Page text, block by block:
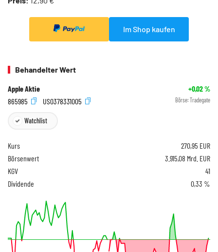
Im Shop kaufen
Behandelter Wert
Apple Aktie +0,02%
865985
US0378331005 Börse: Tradegate
Watchlist
Kurs 270,95 EUR
Börsenwert
3.915,08 Mrd. EUR
KGV
41
Dividende
0,33 %